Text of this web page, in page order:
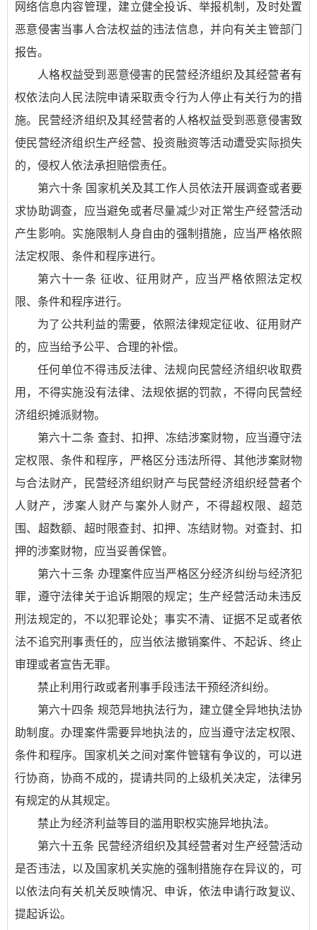
网络信息内容管理，建立健全投诉、举报机制，及时处置
恶意侵害当事人合法权益的违法信息，并向有关主管部门
报告。
人格权益受到恶意侵害的民营经济组织及其经营者有
权依法向人民法院申请采取责令行为人停止有关行为的措
施。民营经济组织及其经营者的人格权益受到恶意侵害致
使民营经济组织生产经营、投资融资等活动遭受实际损失
的，侵权人依法承担赔偿责任。
第六十条 国家机关及其工作人员依法开展调查或者要
求协助调查，应当避免或者尽量减少对正常生产经营活动
产生影响。实施限制人身自由的强制措施，应当严格依照
法定权限、条件和程序进行。
第六十一条 征收、征用财产，应当严格依照法定权
限、条件和程序进行。
为了公共利益的需要，依照法律规定征收、征用财产
的，应当给予公平、合理的补偿。
任何单位不得违反法律、法规向民营经济组织收取费
用，不得实施没有法律、法规依据的罚款，不得向民营经
济组织摊派财物。
第六十二条 查封、扣押、冻结涉案财物，应当遵守法
定权限、条件和程序，严格区分违法所得、其他涉案财物
与合法财产，民营经济组织财产与民营经济组织经营者个
人财产，涉案人财产与案外人财产，不得超权限、超范
围、超数额、超时限查封、扣押、冻结财物。对查封、扣
押的涉案财物，应当妥善保管。
第六十三条 办理案件应当严格区分经济纠纷与经济犯
罪，遵守法律关于追诉期限的规定；生产经营活动未违反
刑法规定的，不以犯罪论处；事实不清、证据不足或者依
法不追究刑事责任的，应当依法撤销案件、不起诉、终止
审理或者宣告无罪。
禁止利用行政或者刑事手段违法干预经济纠纷。
第六十四条 规范异地执法行为，建立健全异地执法协
助制度。办理案件需要异地执法的，应当遵守法定权限、
条件和程序。国家机关之间对案件管辖有争议的，可以进
行协商，协商不成的，提请共同的上级机关决定，法律另
有规定的从其规定。
禁止为经济利益等目的滥用职权实施异地执法。
第六十五条 民营经济组织及其经营者对生产经营活动
是否违法，以及国家机关实施的强制措施存在异议的，可
以依法向有关机关反映情况、申诉，依法申请行政复议、
提起诉讼。